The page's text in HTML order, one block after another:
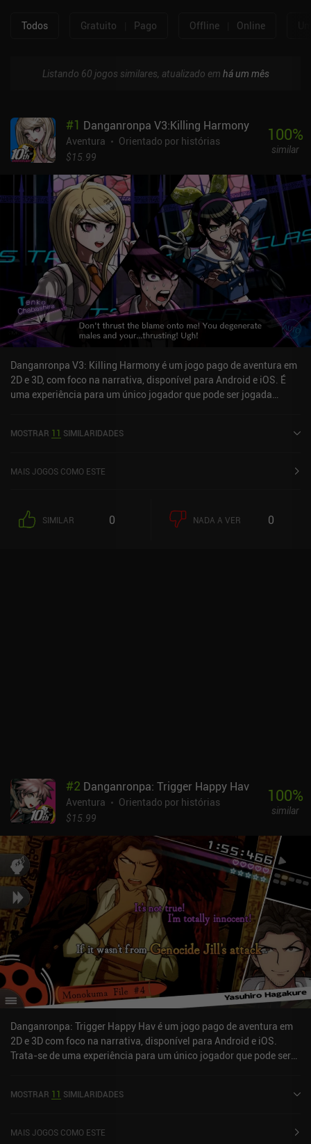
Todos Gratuito Pago Offline Online
Listando 60 jogos similares, atualizado em há um mês
#1 Danganronpa V3:Killing Harmony
Aventura
Orientado por histórias
$15.99
100%
similar
Danganronpa V3: Killing Harmony é um jogo pago de aventura em
2D e 3D, com foco na narrativa, disponível para Android e iOS. É
uma experiência para um único jogador que pode ser jogada
no Google Play e 4,3 de 5,0 na App Store do iOS.
MOSTRAR 11 SIMILARIDADES
MAIS JOGOS COMO ESTE
SIMILAR 0 NADA A VER 0
#2 Danganronpa: Trigger Happy Hav
Aventura
Orientado por histórias
$15.99
100%
similar
Danganronpa: Trigger Happy Hav é um jogo pago de aventura em
2D e 3D com foco na narrativa, disponível para Android e iOS.
Trata-se de uma experiência para um único jogador que pode ser
Hav foi lançado em maio de 2020 e tem uma avaliação atual de 4
MOSTRAR 11 SIMILARIDADES
MAIS JOGOS COMO ESTE